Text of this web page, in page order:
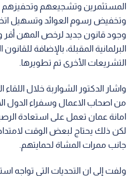
المستثمرين وتشجيعهم وتحفيزهم
وتخفيض رسوم العوائد وتسهيل
وجود قانون جديد لرخص المهن أقر
البرلمانية المقبلة، بالإضافة
التشريعات الأخرى تم تطويرها.
واشار الدكتور الشواربة خلال
من اصحاب الاعمال وسفراء الدول
امانة عمان تعمل على استعادة
لكن ذلك يحتاج لبعض الوقت
جانب ممرات المشاة لحمايتهم.
ولفت إلى ان التحديات التي تواجه